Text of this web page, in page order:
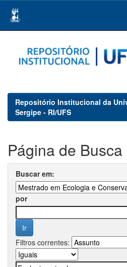
navigation
Repositório Institucional da
Sergipe - RI/UFS
Página de Busca
Buscar em:
por
Filtros correntes: